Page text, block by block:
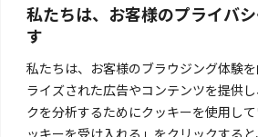
私たちは、お客様のプライバ
す
私たちは、お客様のブラウジング体験
ライズされた広告やコンテンツを提供
クを分析するためにクッキーを使用し
ッキーを受け入れる」をクリックする